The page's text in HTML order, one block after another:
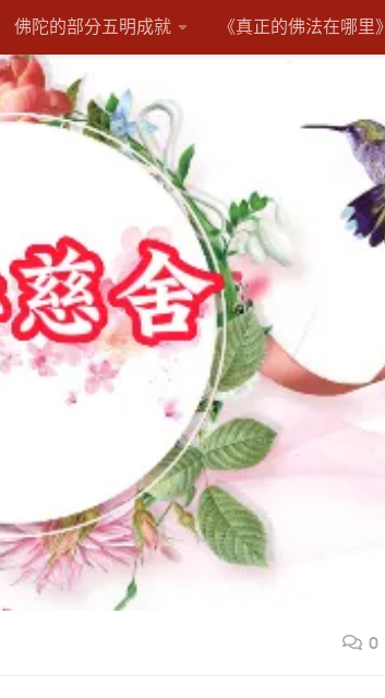
佛陀的部分五明成就 《真正的佛法在哪里》
0